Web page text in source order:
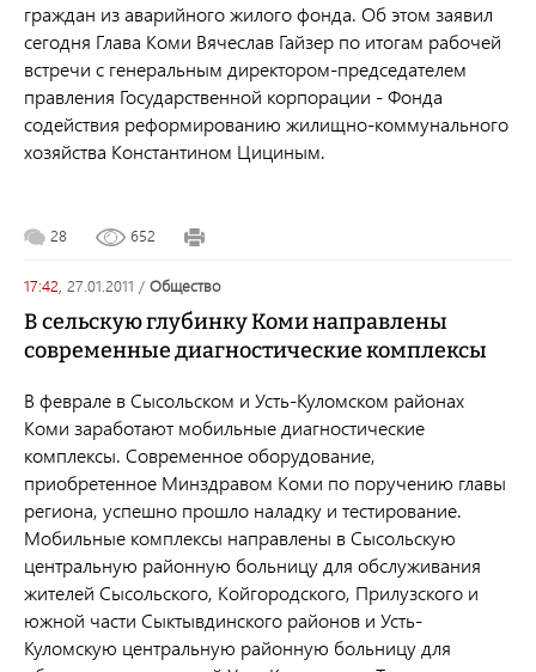
граждан из аварийного жилого фонда. Об этом заявил
сегодня Глава Коми Вячеслав Гайзер по итогам рабочей
встречи с генеральным директором-председателем
правления Государственной корпорации - Фонда
содействия реформированию жилищно-коммунального
хозяйства Константином Цициным.
28 652
17:42, 27.01.2011 / общество
В сельскую глубинку Коми направлены
современные диагностические комплексы
В феврале в Сысольском и Усть-Куломском районах
Коми заработают мобильные диагностические
комплексы. Современное оборудование,
приобретенное Минздравом Коми по поручению главы
региона, успешно прошло наладку и тестирование.
Мобильные комплексы направлены в Сысольскую
центральную районную больницу для обслуживания
жителей Сысольского, Койгородского, Прилузского и
южной части Сыктывдинского районов и Усть-
Куломскую центральную районную больницу для